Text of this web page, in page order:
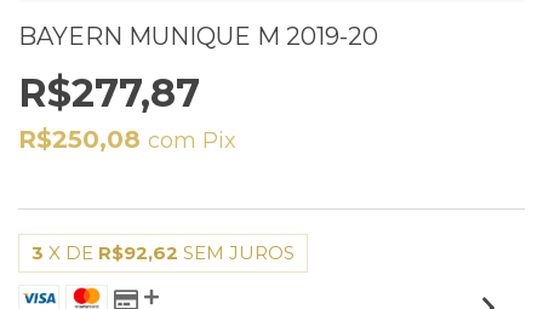
BAYERN MUNIQUE M 2019-20
R$277,87
R$250,08 com Pix
3 X DE R$92,62 SEM JUROS